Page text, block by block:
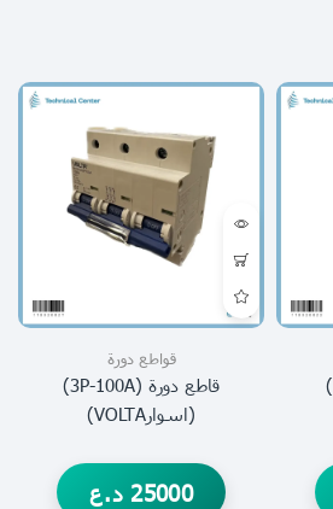
قاطع دورة (2P-40A)
قواطع دورة
قاطع دورة (3P-100A)
(اسوارVOLTA)
25000 د.ع